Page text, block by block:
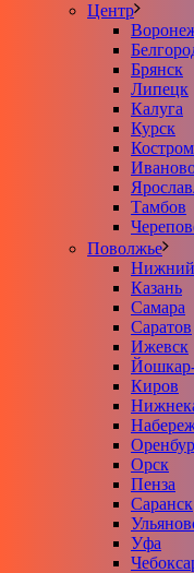
Центр
Брянск
Липецк
Калуга
Курск
Тамбов
Поволжье
Нижний
Казань
Самара
Саратов
Ижевск
Киров
Орск
Пенза
Саранск
Уфа